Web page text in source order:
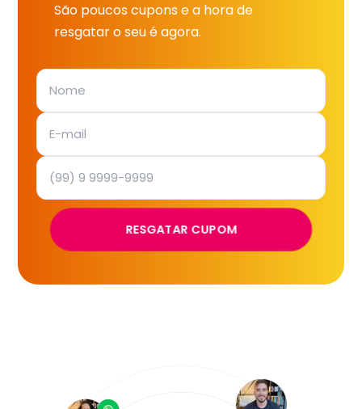
São poucos cupons e a hora de
resgatar o seu é agora.
RESGATAR CUPOM